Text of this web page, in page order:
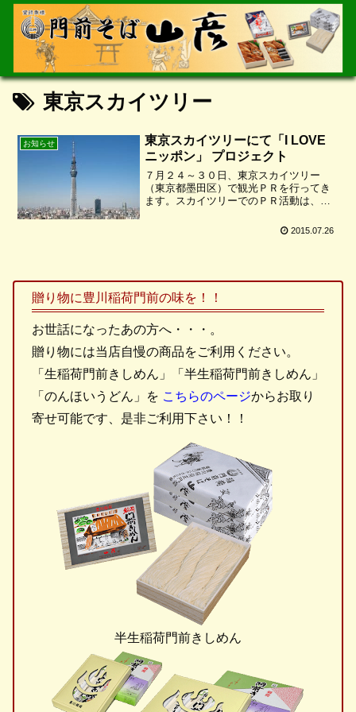
東京スカイツリー
お知らせ
東京スカイツリーにて「I LOVE
ニッポン」 プロジェクト
７月２４～３０日、東京スカイツリー
（東京都墨田区）で観光ＰＲを行ってき
ます。スカイツリーでのＰＲ活動は、東
す。スカイツリー５階にある全国各地の
2015.07.26
贈り物に豊川稲荷門前の味を！！
お世話になったあの方へ・・・。
贈り物には当店自慢の商品をご利用ください。
「生稲荷門前きしめん」「半生稲荷門前きしめん」
「のんほいうどん」を こちらのページからお取り
寄せ可能です、是非ご利用下さい！！
半生稲荷門前きしめん